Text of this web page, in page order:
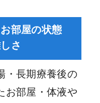
部屋の状態
さ
・長期療養後の
お部屋・体液や